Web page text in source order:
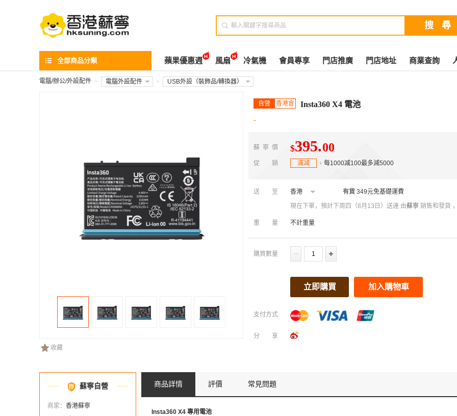

全部商品分類 蘋果優惠週 風扇 冷氣機 會員專享 門店推廣 門店地址 商業查詢
電腦/辦公/外設配件 > 電腦外設配件 > USB外設（裝飾品/轉換器）
收藏
自營 香港倉 Insta360 X4 電池
-
蘇寧價 $395.00
促銷 滿减 每1000减100最多減5000
送至 香港 有貨 349元免基礎運費
現在下單，預計下周四（8月13日）送達 由蘇寧 銷售和發貨
重量 不計重量
購買數量
立即購買 加入購物車
支付方式
分享
蘇寧自營
商家： 香港蘇寧
商品詳情 評價 常見問題
Insta360 X4 專用電池